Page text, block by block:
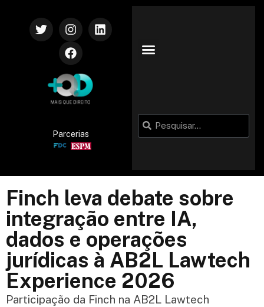
Parcerias
Finch leva debate sobre
integração entre IA,
dados e operações
jurídicas à AB2L Lawtech
Experience 2026
Participação da Finch na AB2L Lawtech